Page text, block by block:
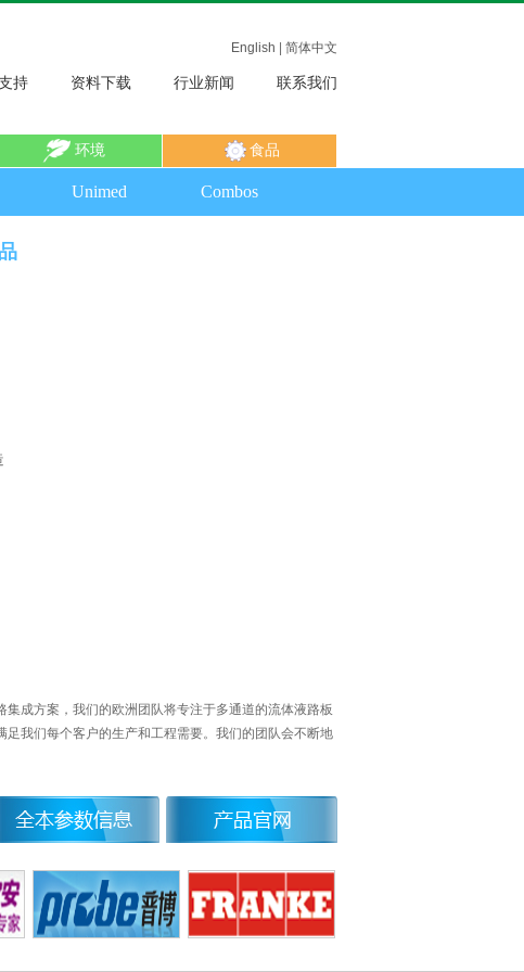
English 简体中文
持 资料下载 行业新闻 联系我们
环境 食品
Unimed Combos
成方案，我们的欧洲团队将专注于多通道的流体液路板
我们每个客户的生产和工程需要。我们的团队会不断地